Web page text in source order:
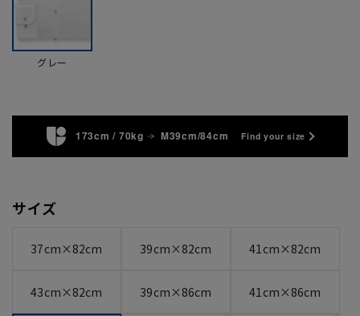
グレー
173cm / 70kg M39cm/84cm Find your size
サイズ
37cm×82cm 39cm×82cm 41cm×82cm
43cm×82cm 39cm×86cm 41cm×86cm